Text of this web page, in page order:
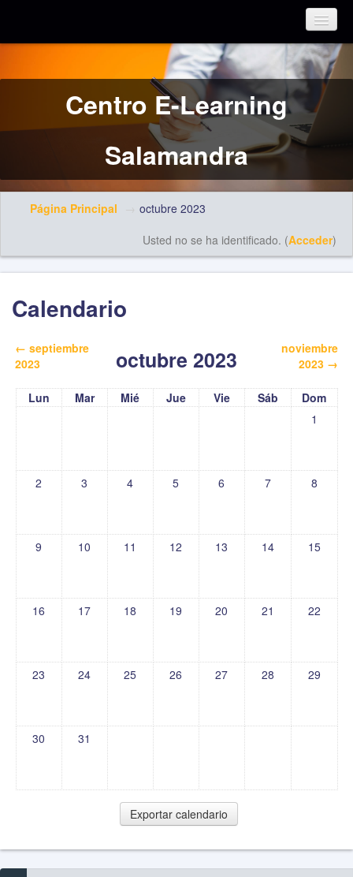
Centro E-Learning
Salamandra
Página Principal → octubre 2023
Usted no se ha identificado. (Acceder)
Calendario
← septiembre
2023
octubre 2023
noviembre
2023 →
Lun Mar Mié Jue Vie Sáb
Dom
1
2 3 4 5 6 7 8
9 10 11 12 13 14 15
16 17 18 19 20 21 22
23 24 25 26 27 28 29
30 31